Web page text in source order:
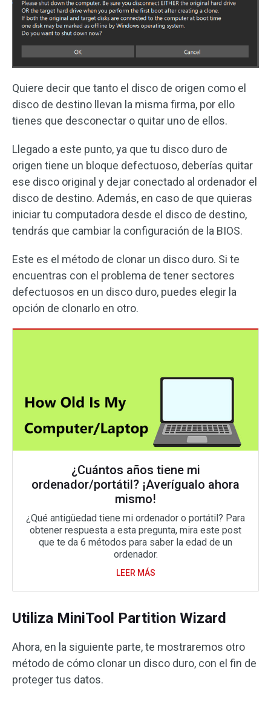
Quiere decir que tanto el disco de origen como el
disco de destino llevan la misma firma, por ello
tienes que desconectar o quitar uno de ellos.
Llegado a este punto, ya que tu disco duro de
origen tiene un bloque defectuoso, deberías quitar
ese disco original y dejar conectado al ordenador el
disco de destino. Además, en caso de que quieras
iniciar tu computadora desde el disco de destino,
tendrás que cambiar la configuración de la BIOS.
Este es el método de clonar un disco duro. Si te
encuentras con el problema de tener sectores
defectuosos en un disco duro, puedes elegir la
opción de clonarlo en otro.
¿Cuántos años tiene mi
ordenador/portátil? ¡Averígualo ahora
mismo!
¿Qué antigüedad tiene mi ordenador o portátil? Para
obtener respuesta a esta pregunta, mira este post
que te da 6 métodos para saber la edad de un
ordenador.
LEER MÁS
Utiliza MiniTool Partition Wizard
Ahora, en la siguiente parte, te mostraremos otro
método de cómo clonar un disco duro, con el fin de
proteger tus datos.